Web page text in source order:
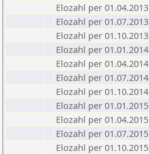
Elozahl per 01.04.2013
Elozahl per 01.07.2013
Elozahl per 01.10.2013
Elozahl per 01.01.2014
Elozahl per 01.04.2014
Elozahl per 01.07.2014
Elozahl per 01.10.2014
Elozahl per 01.01.2015
Elozahl per 01.04.2015
Elozahl per 01.07.2015
Elozahl per 01.10.2015